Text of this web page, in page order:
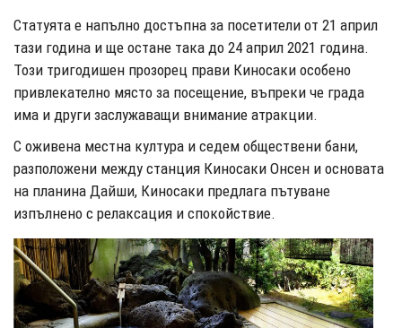
Статуята е напълно достъпна за посетители от 21 април
тази година и ще остане така до 24 април 2021 година.
Този тригодишен прозорец прави Киносаки особено
привлекателно място за посещение, въпреки че града
има и други заслужаващи внимание атракции.
С оживена местна култура и седем обществени бани,
разположени между станция Киносаки Онсен и основата
на планина Дайши, Киносаки предлага пътуване
изпълнено с релаксация и спокойствие.